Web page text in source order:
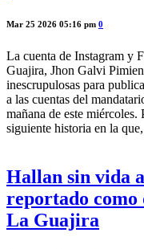
Mar 25 2026 05:16 pm 0
La cuenta de Instagram y
Guajira, Jhon Galvi
inescrupulosas para
a las cuentas del
mañana de este
siguiente historia en la
Hallan sin vida
reportado como
La Guajira